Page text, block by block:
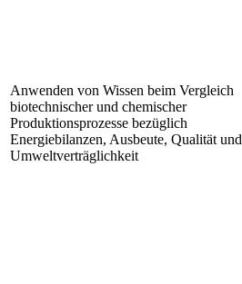
Anwenden von Wissen beim Vergleich
biotechnischer und chemischer
Produktionsprozesse bezüglich
Energiebilanzen, Ausbeute, Qualität und
Umweltverträglichkeit